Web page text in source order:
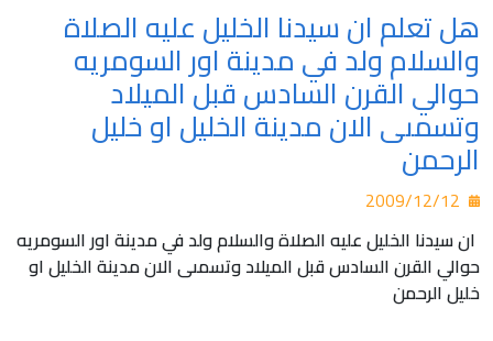
هل تعلم ان سيدنا الخليل عليه الصلاة
والسلام ولد في مدينة اور السومريه
حوالي القرن السادس قبل الميلاد
وتسمىى الان مدينة الخليل او خليل
الرحمن
ان سيدنا الخليل عليه الصلاة والسلام ولد في مدينة اور السومريه
حوالي القرن السادس قبل الميلاد وتسمىى الان مدينة الخليل او
خليل الرحمن